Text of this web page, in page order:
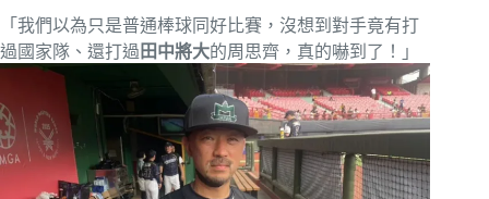
「我們以為只是普通棒球同好比賽，沒想到對手竟有打
過國家隊、還打過 田中將大的周思齊，真的嚇到了！」